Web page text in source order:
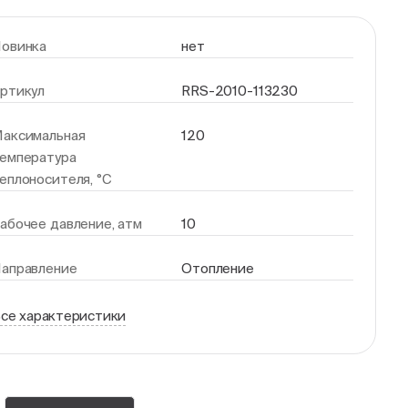
нет
RRS-2010-113230
°С
120
давление, атм 10
Отопление
характеристики